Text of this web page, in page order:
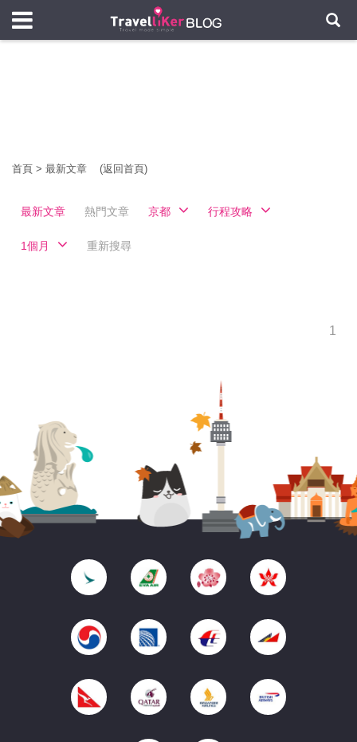
首頁 > 最新文章 (返回首頁)
最新文章 熱門文章 京都 行程攻略
1個月 重新搜尋
1